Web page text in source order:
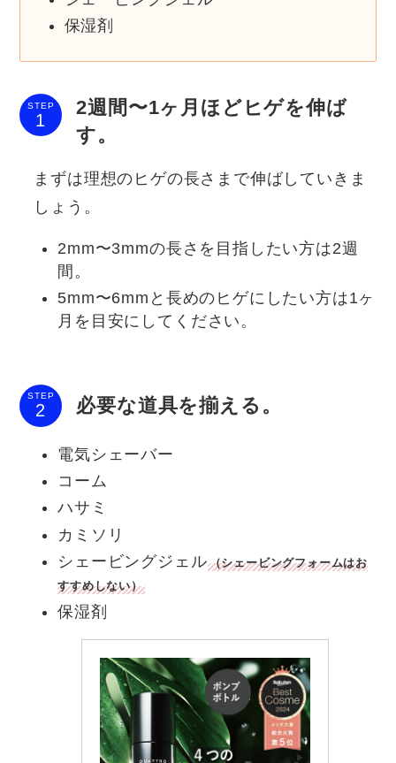
保湿剤
STEP
2週間〜1ヶ月ほどヒゲを伸ば
す。
まずは理想のヒゲの長さまで伸ばしていきま
しょう。
2mm〜3mmの長さを目指したい方は2週
間。
5mm〜6mmと長めのヒゲにしたい方は1ヶ
月を目安にしてください。
STEP 必要な道具を揃える。
電気シェーバー
コーム
ハサミ
カミソリ
シェービングジェル（シェービングフォームはお
すすめしない）
保湿剤